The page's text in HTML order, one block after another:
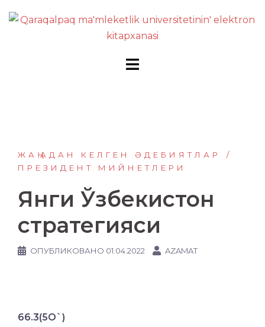
ЖАҢАДАН КЕЛГЕН ӘДЕБИЯТЛАР
ПРЕЗИДЕНТ МИЙНЕТЛЕРИ
Янги Ўзбекистон
стратегияси
ОПУБЛИКОВАНО 01.04.2022 AZAMAT
66.3(5O`)